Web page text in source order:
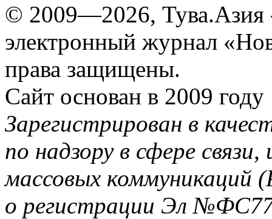
© 2009—2026, Тува.Азия
электронный журнал
права защищены.
Сайт основан в 2009 году
Зарегистрирован в
по надзору в сфере
массовых коммуникаций
о регистрации Эл